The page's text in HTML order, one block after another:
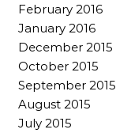
February 2016
January 2016
December 2015
October 2015
September 2015
August 2015
July 2015